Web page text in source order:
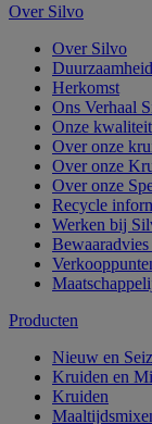
Over Silvo
Over Silvo
Herkomst
Ons Verhaal
Onze kwaliteit
Over onze
Over onze
Over onze
Recycle
Werken bij
Producten
Nieuw en
Kruiden en
Kruiden